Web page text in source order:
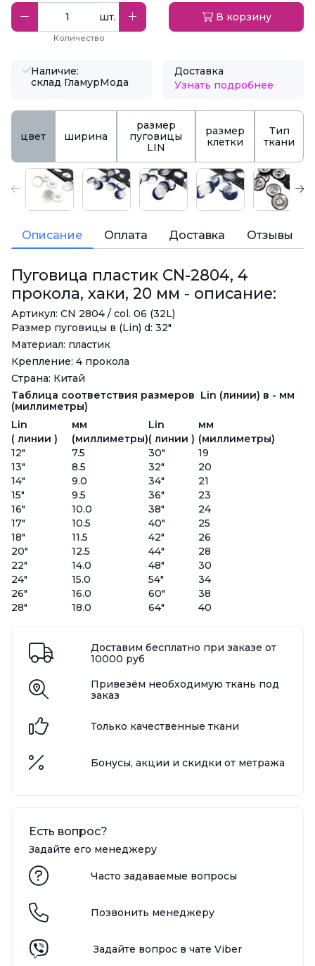
шт.
Количество
В корзину
Наличие:
склад ГламурМода
Доставка
Узнать подробнее
цвет ширина
размер
пуговицы
LIN
размер
клетки
Тип
ткани
Описание Оплата Доставка Отзывы
Пуговица пластик CN-2804, 4
прокола, хаки, 20 мм - описание:
Артикул: CN 2804 / col. 06 (32L)
Размер пуговицы в (Lin) d: 32"
Материал: пластик
Крепление: 4 прокола
Страна: Китай
Таблица соответствия размеров Lin (линии) в - мм
(миллиметры)
Lin
мм Lin
мм
( линии )
(миллиметры)( линии ) (миллиметры)
12"
7.5 30"
19
13"
8.5 32"
20
14"
9.0 34"
21
15"
9.5 36"
23
16"
10.0 38"
24
17"
10.5 40"
25
18"
11.5 42"
26
20"
12.5 44"
28
22"
14.0 48"
30
24"
15.0 54"
34
26"
16.0 60"
38
28"
18.0 64" 40
Доставим бесплатно при заказе от
10000 руб
Привезём необходимую ткань под
заказ
Только качественные ткани
Бонусы, акции и скидки от метража
Есть вопрос?
Задайте его менеджеру
Часто задаваемые вопросы
Позвонить менеджеру
Задайте вопрос в чате Viber